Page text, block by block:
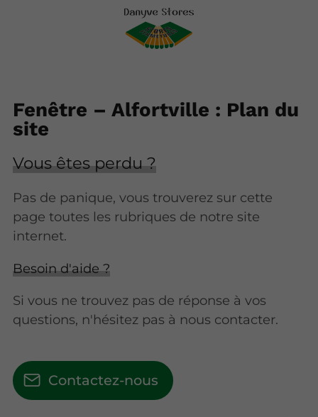
Fenêtre – Alfortville : Plan du
site
Vous êtes perdu ?
Pas de panique, vous trouverez sur cette
page toutes les rubriques de notre site
internet.​​
Besoin d'aide ?
Si vous ne trouvez pas de réponse à vos
questions, n'hésitez pas à nous contacter.
Contactez-nous